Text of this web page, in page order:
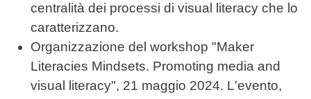
centralità dei processi di visual literacy che lo
caratterizzano.
Organizzazione del workshop "Maker
Literacies Mindsets. Promoting media and
visual literacy", 21 maggio 2024. L'evento,